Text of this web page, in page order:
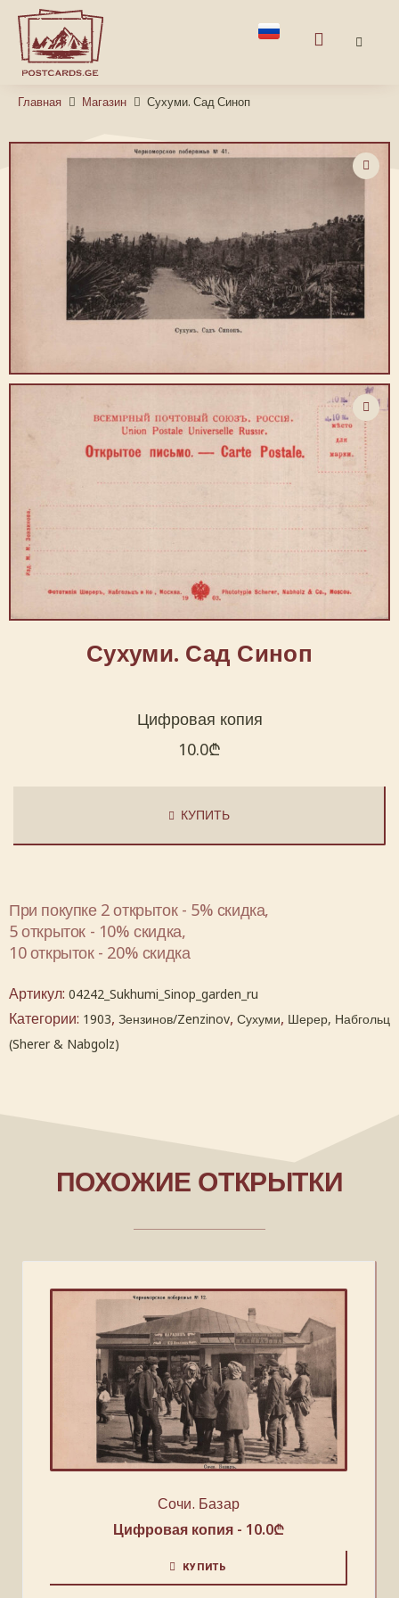
Главная Магазин Сухуми. Сад Синоп
Сухуми. Сад Синоп
Цифровая копия
10.0₾
КУПИТЬ
При покупке 2 открыток - 5% скидка,
5 открыток - 10% скидка,
10 открыток - 20% скидка
Артикул: 04242_Sukhumi_Sinop_garden_ru
Категории: 1903, Зензинов/Zenzinov, Сухуми, Шерер, Набгольц
(Sherer & Nabgolz)
ПОХОЖИЕ ОТКРЫТКИ
Сочи. Базар
Цифровая копия - 10.0₾
КУПИТЬ